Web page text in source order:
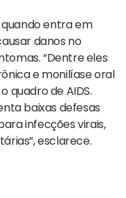
entra em
danos no
“Dentre eles
e monilíase oral
quadro de AIDS.
baixas defesas
infecções virais,
esclarece.